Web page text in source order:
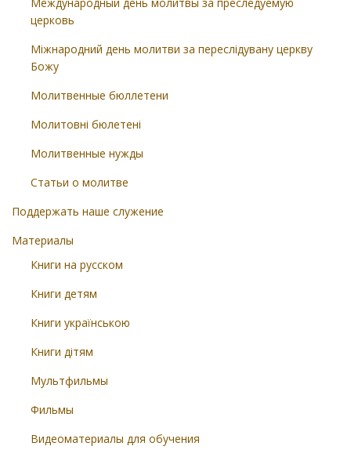
церковь
Міжнародний день молитви за переслідувану церкву
Божу
Молитвенные бюллетени
Молитовні бюлетені
Молитвенные нужды
Статьи о молитве
Поддержать наше служение
Материалы
Книги на русском
Книги детям
Книги українською
Книги дітям
Мультфильмы
Фильмы
Видеоматериалы для обучения